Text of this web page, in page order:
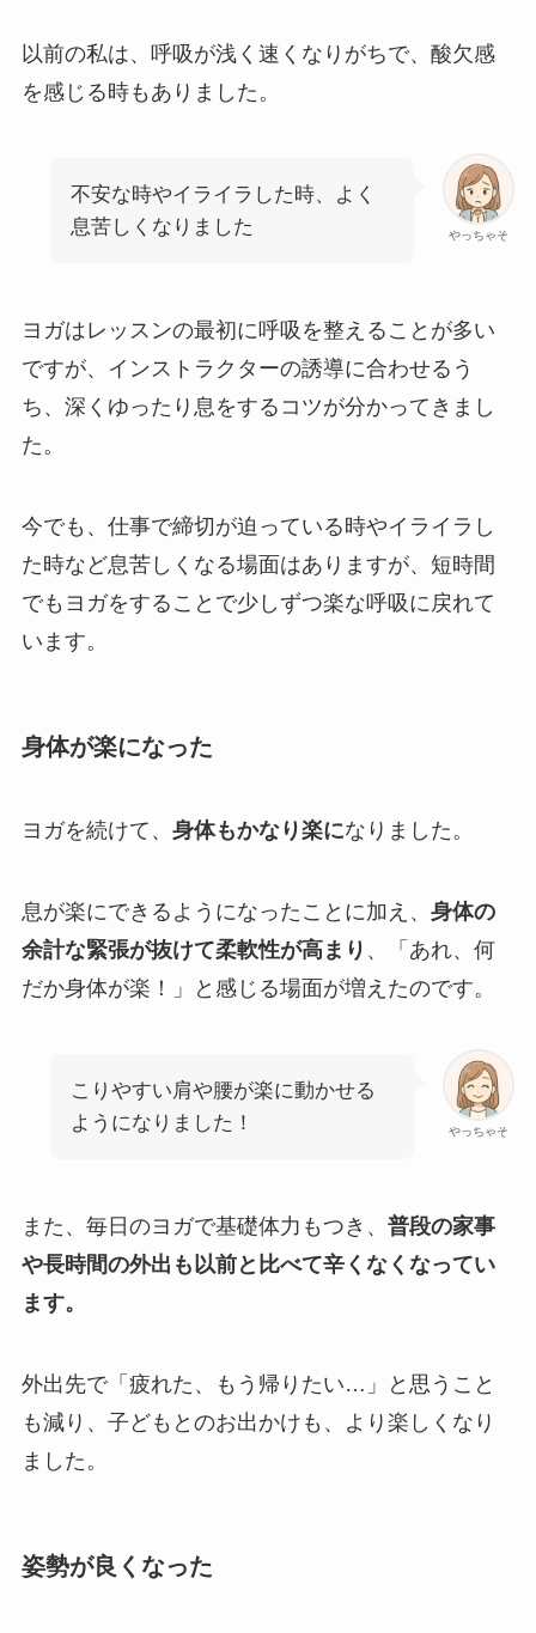
以前の私は、呼吸が浅く速くなりがちで、酸欠感
を感じる時もありました。
やっちゃそ
不安な時やイライラした時、よく
息苦しくなりました
ヨガはレッスンの最初に呼吸を整えることが多い
ですが、インストラクターの誘導に合わせるう
ち、深くゆったり息をするコツが分かってきまし
た。
今でも、仕事で締切が迫っている時やイライラし
た時など息苦しくなる場面はありますが、短時間
でもヨガをすることで少しずつ楽な呼吸に戻れて
います。
身体が楽になった
ヨガを続けて、 身体もかなり楽になりました。
息が楽にできるようになったことに加え、 身体の
余計な緊張が抜けて柔軟性が高まり 、「あれ、何
だか身体が楽！」と感じる場面が増えたのです。
やっちゃそ
こりやすい肩や腰が楽に動かせる
ようになりました！
また、毎日のヨガで基礎体力もつき、 普段の家事
や長時間の外出も以前と比べて辛くなくなってい
ます。
外出先で「疲れた、もう帰りたい…」と思うこと
も減り、子どもとのお出かけも、より楽しくなり
ました。
姿勢が良くなった